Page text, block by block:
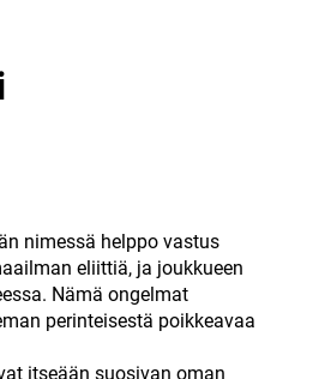
nimessä helppo vastus
eliittiä, ja joukkueen
Nämä ongelmat
perinteisestä poikkeavaa
itseään suosivan oman